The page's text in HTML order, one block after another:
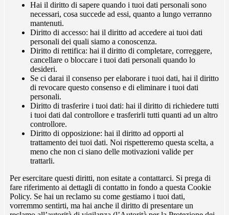
Hai il diritto di sapere quando i tuoi dati personali sono
necessari, cosa succede ad essi, quanto a lungo verranno
mantenuti.
Diritto di accesso: hai il diritto ad accedere ai tuoi dati
personali dei quali siamo a conoscenza.
Diritto di rettifica: hai il diritto di completare, correggere,
cancellare o bloccare i tuoi dati personali quando lo
desideri.
Se ci darai il consenso per elaborare i tuoi dati, hai il diritto
di revocare questo consenso e di eliminare i tuoi dati
personali.
Diritto di trasferire i tuoi dati: hai il diritto di richiedere tutti
i tuoi dati dal controllore e trasferirli tutti quanti ad un altro
controllore.
Diritto di opposizione: hai il diritto ad opporti al
trattamento dei tuoi dati. Noi rispetteremo questa scelta, a
meno che non ci siano delle motivazioni valide per
trattarli.
Per esercitare questi diritti, non esitate a contattarci. Si prega di
fare riferimento ai dettagli di contatto in fondo a questa Cookie
Policy. Se hai un reclamo su come gestiamo i tuoi dati,
vorremmo sentirti, ma hai anche il diritto di presentare un